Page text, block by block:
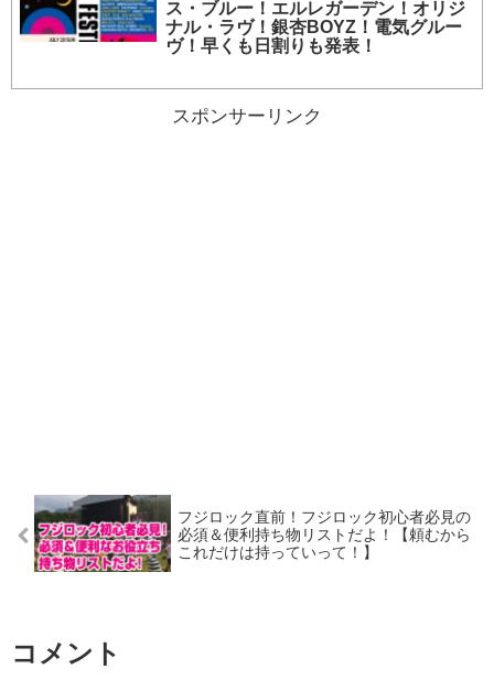
ス・ブルー！エルレガーデン！オリジ
ナル・ラヴ！銀杏BOYZ！電気グルー
ヴ！早くも日割りも発表！
スポンサーリンク
フジロック直前！フジロック初心者必見の
必須＆便利持ち物リストだよ！【頼むから
これだけは持っていって！】
コメント